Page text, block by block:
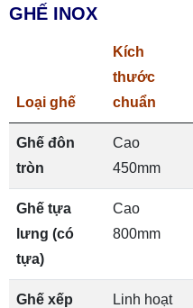
GHẾ INOX
Loại ghế
Kích
thước
chuẩn
Ghế đôn
tròn
Cao
450mm
Ghế tựa
lưng (có
tựa)
Cao
800mm
Ghế xếp
Linh hoạt